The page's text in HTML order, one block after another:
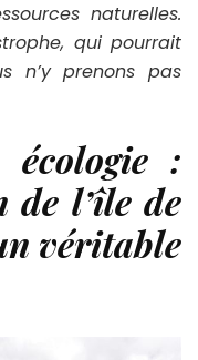
naturelles.
qui pourrait
n’y prenons pas
écologie :
l’île de
véritable